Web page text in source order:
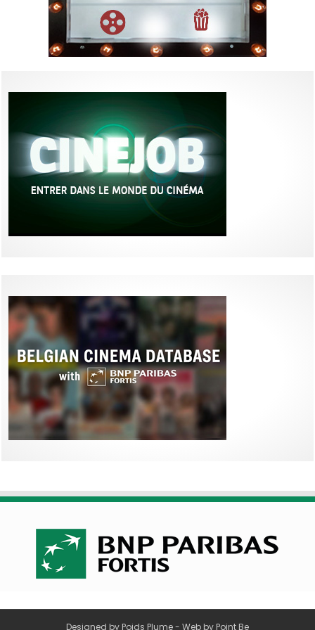
Designed by Poids Plume- Web by Point Be